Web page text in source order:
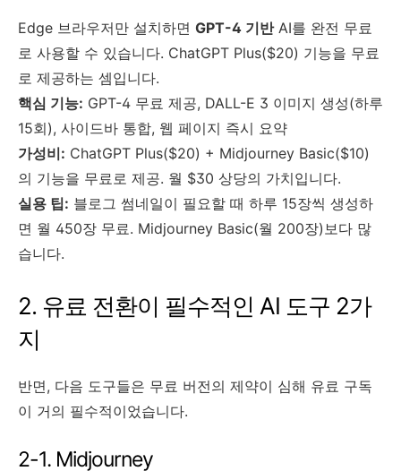
Edge 브라우저만 설치하면 GPT-4 기반AI를 완전 무료
로 사용할 수 있습니다. ChatGPT Plus($20) 기능을 무료
로 제공하는 셈입니다.
핵심 기능: GPT-4 무료 제공, DALL-E 3 이미지 생성(하루
15회), 사이드바 통합, 웹 페이지 즉시 요약
가성비: ChatGPT Plus($20) + Midjourney Basic($10)
의 기능을 무료로 제공. 월 $30 상당의 가치입니다.
실용 팁: 블로그 썸네일이 필요할 때 하루 15장씩 생성하
면 월 450장 무료. Midjourney Basic(월 200장)보다 많
습니다.
2. 유료 전환이 필수적인 AI 도구 2가
지
반면, 다음 도구들은 무료 버전의 제약이 심해 유료 구독
이 거의 필수적이었습니다.
2-1. Midjourney